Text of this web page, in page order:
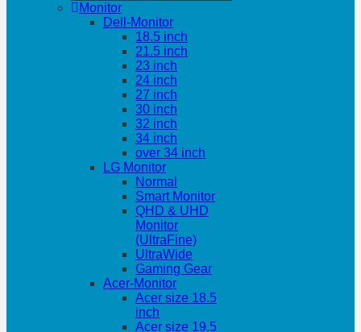
Monitor
Dell-Monitor
18.5 inch
21.5 inch
23 inch
24 inch
27 inch
30 inch
32 inch
34 inch
over 34 inch
LG Monitor
Normal
Smart Monitor
QHD & UHD
Monitor
(UltraFine)
UltraWide
Gaming Gear
Acer-Monitor
Acer size 18.5
inch
Acer size 19.5